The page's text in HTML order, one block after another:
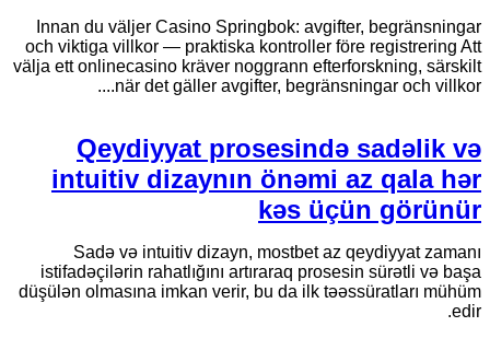
Innan du väljer Casino Springbok: avgifter, begränsningar
och viktiga villkor — praktiska kontroller före registrering Att
välja ett onlinecasino kräver noggrann efterforskning, särskilt
när det gäller avgifter, begränsningar och villkor....
Qeydiyyat prosesində sadəlik və
intuitiv dizaynın önəmi az qala hər
kəs üçün görünür
Sadə və intuitiv dizayn, mostbet az qeydiyyat zamanı
istifadəçilərin rahatlığını artıraraq prosesin sürətli və başa
düşülən olmasına imkan verir, bu da ilk təəssüratları mühüm
edir.